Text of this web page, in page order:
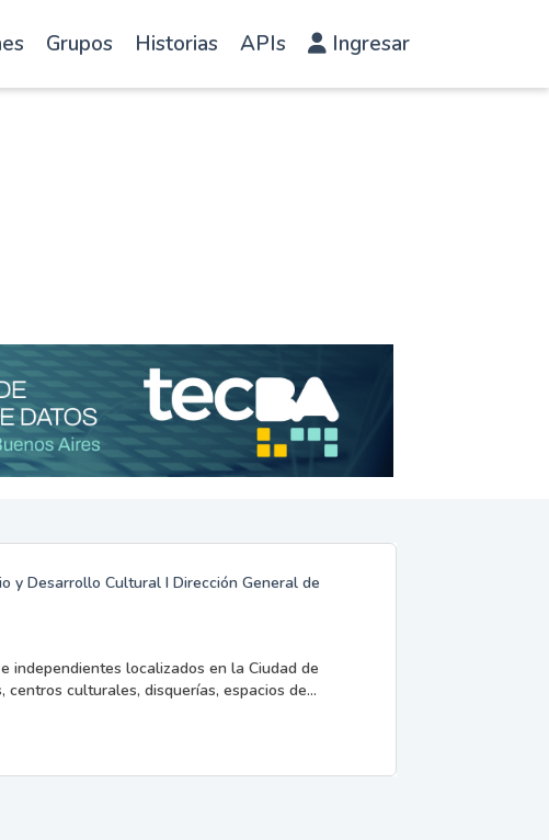
Grupos Historias APIs Ingresar
y Desarrollo Cultural I Dirección General de
independientes localizados en la Ciudad de
culturales, disquerías, espacios de...